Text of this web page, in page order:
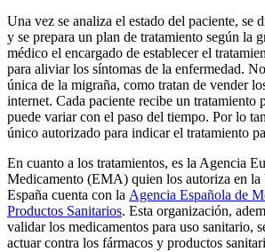
Una vez se analiza el estado del paciente, se
y se prepara un plan de tratamiento según la
médico el encargado de establecer el
para aliviar los síntomas de la enfermedad.
única de la migraña, como tratan de vender
internet. Cada paciente recibe un tratamiento
puede variar con el paso del tiempo. Por lo
único autorizado para indicar el tratamiento
En cuanto a los tratamientos, es la Agencia
Medicamento (EMA) quien los autoriza en la
España cuenta con la Agencia Española de
Productos Sanitarios. Esta organización,
validar los medicamentos para uso sanitario,
actuar contra los fármacos y productos